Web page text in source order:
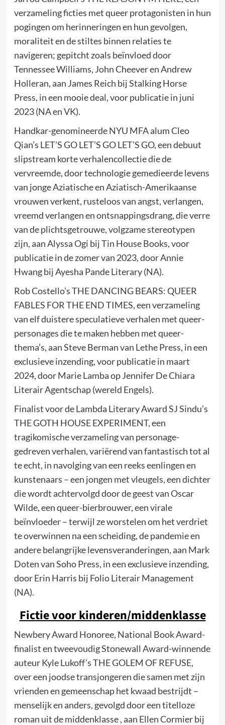
verzameling ficties met queer protagonisten in hun
pogingen om herinneringen en hun gevolgen,
moraliteit en de stiltes binnen relaties te
navigeren; gepitcht zoals beïnvloed door
Tennessee Williams, John Cheever en Andrew
Holleran, aan James Reich bij Stalking Horse
Press, in een mooie deal, voor publicatie in juni
2023 (NA en VK).
Handkar-genomineerde NYU MFA alum Cleo
Qian’s LET’S GO LET’S GO LET’S GO, een debuut
slipstream korte verhalencollectie die de
vervreemde, door technologie gemedieerde levens
van jonge Aziatische en Aziatisch-Amerikaanse
vrouwen verkent, rusteloos van angst, verlangen,
vreemd verlangen en ontsnappingsdrang, die verre
van de plichtsgetrouwe, volgzame stereotypen
zijn, aan Alyssa Ogi bij Tin House Books, voor
publicatie in de zomer van 2023, door Annie
Hwang bij Ayesha Pande Literary (NA).
Rob Costello’s THE DANCING BEARS: QUEER
FABLES FOR THE END TIMES, een verzameling
van elf duistere speculatieve verhalen met queer-
personages die te maken hebben met queer-
thema’s, aan Steve Berman van Lethe Press, in een
exclusieve inzending, voor publicatie in maart
2024, door Marie Lamba op Jennifer De Chiara
Literair Agentschap (wereld Engels).
Finalist voor de Lambda Literary Award SJ Sindu’s
THE GOTH HOUSE EXPERIMENT, een
tragikomische verzameling van personage-
gedreven verhalen, variërend van fantastisch tot al
te echt, in navolging van een reeks eenlingen en
kunstenaars – een jongen met vleugels, een dichter
die wordt achtervolgd door de geest van Oscar
Wilde, een queer-bierbrouwer, een virale
beïnvloeder – terwijl ze worstelen om het verdriet
te overwinnen na een scheiding, de pandemie en
andere belangrijke levensveranderingen, aan Mark
Doten van Soho Press, in een exclusieve inzending,
door Erin Harris bij Folio Literair Management
(NA).
Fictie voor kinderen/middenklasse
Newbery Award Honoree, National Book Award-
finalist en tweevoudig Stonewall Award-winnende
auteur Kyle Lukoff’s THE GOLEM OF REFUSE,
over een joodse transjongeren die samen met zijn
vrienden en gemeenschap het kwaad bestrijdt –
menselijk en anders, gevolgd door een titelloze
roman uit de middenklasse , aan Ellen Cormier bij